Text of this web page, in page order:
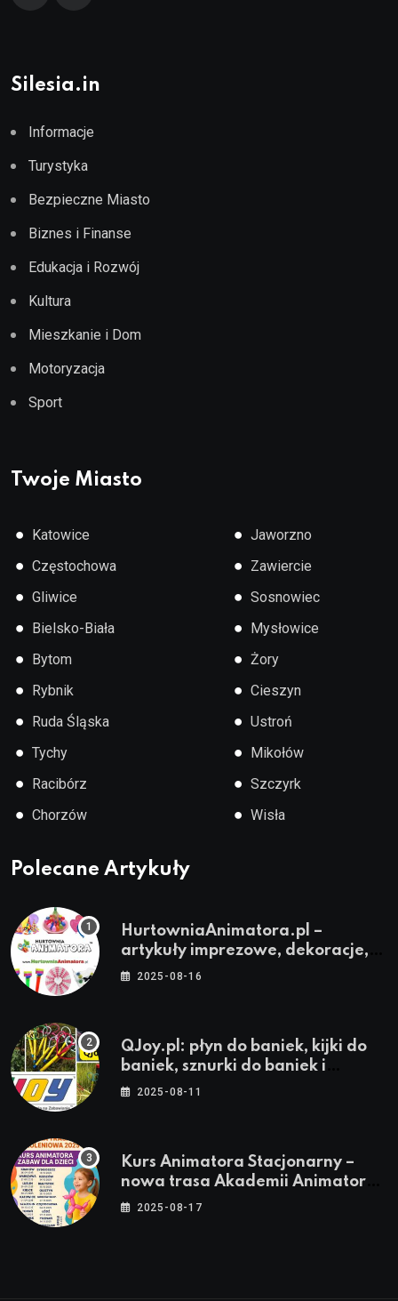
Silesia.in
Informacje
Turystyka
Bezpieczne Miasto
Biznes i Finanse
Edukacja i Rozwój
Kultura
Mieszkanie i Dom
Motoryzacja
Sport
Twoje Miasto
● Katowice
● Częstochowa
● Gliwice
● Bielsko-Biała
● Bytom
● Rybnik
● Ruda Śląska
● Tychy
● Racibórz
● Chorzów
● Jaworzno
● Zawiercie
● Sosnowiec
● Mysłowice
● Żory
● Cieszyn
● Ustroń
● Mikołów
● Szczyrk
● Wisła
Polecane Artykuły
HurtowniaAnimatora.pl –
artykuły imprezowe, dekoracje,
stroje i akcesoria dla animatorów
2025-08-16
QJoy.pl: płyn do baniek, kijki do
baniek, sznurki do baniek i
zestawy do baniek
2025-08-11
Kurs Animatora Stacjonarny –
nowa trasa Akademii Animatora
– jesień 2025
2025-08-17